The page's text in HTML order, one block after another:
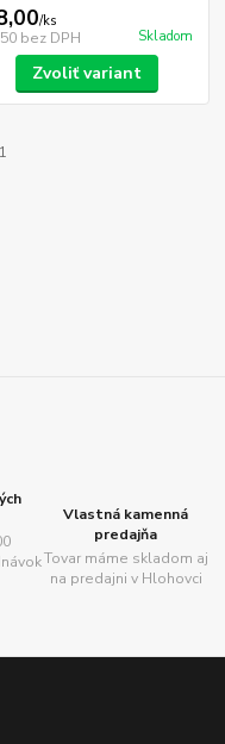
/ks
bez DPH Skladom
Zvoliť variant
Vlastná kamenná
predajňa
Tovar máme skladom aj
na predajni v Hlohovci